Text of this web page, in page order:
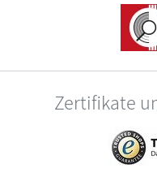
Zertifikate